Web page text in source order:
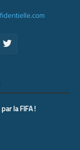
la FIFA !